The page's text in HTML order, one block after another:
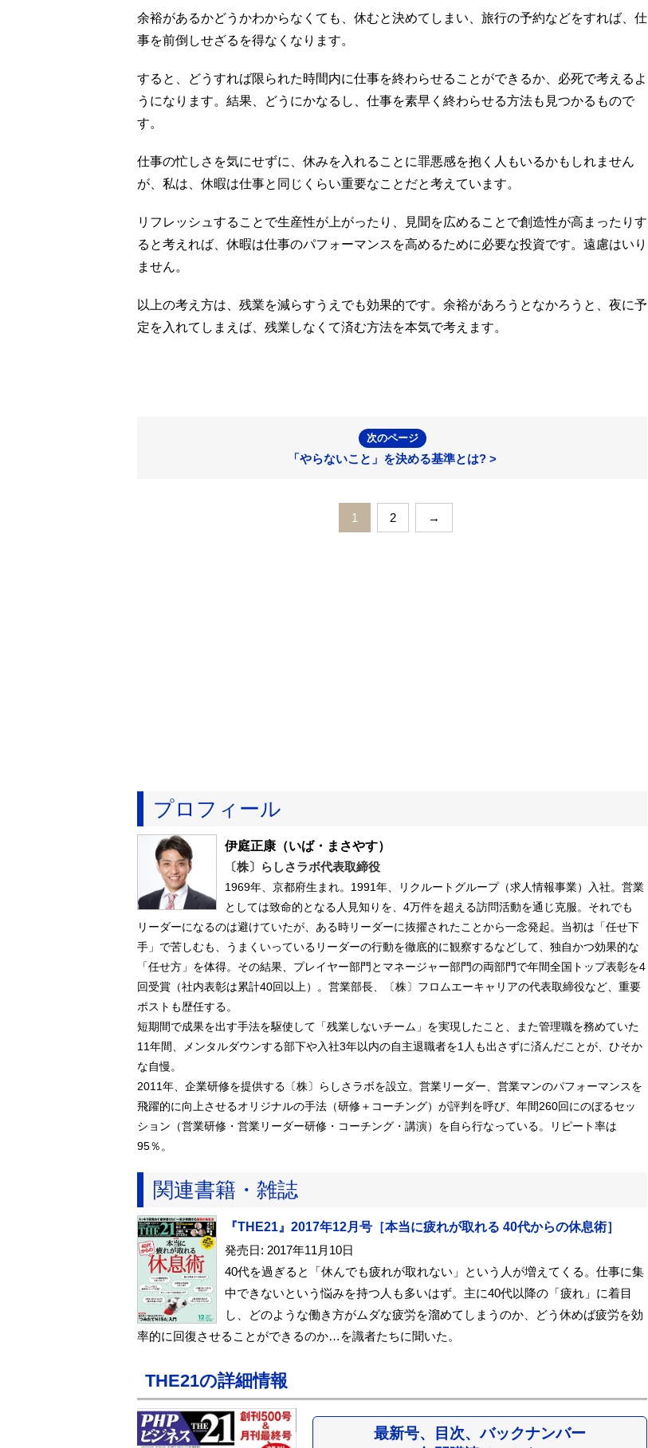
余裕があるかどうかわからなくても、休むと決めてしまい、旅行の予約などをすれば、仕
事を前倒しせざるを得なくなります。
すると、どうすれば限られた時間内に仕事を終わらせることができるか、必死で考えるよ
うになります。結果、どうにかなるし、仕事を素早く終わらせる方法も見つかるもので
す。
仕事の忙しさを気にせずに、休みを入れることに罪悪感を抱く人もいるかもしれません
が、私は、休暇は仕事と同じくらい重要なことだと考えています。
リフレッシュすることで生産性が上がったり、見聞を広めることで創造性が高まったりす
ると考えれば、休暇は仕事のパフォーマンスを高めるために必要な投資です。遠慮はいり
ません。
以上の考え方は、残業を減らすうえでも効果的です。余裕があろうとなかろうと、夜に予
定を入れてしまえば、残業しなくて済む方法を本気で考えます。
次のページ
「やらないこと」を決める基準とは? >
1 2 →
プロフィール
伊庭正康 （いば・まさやす）
〔株〕らしさラボ代表取締役
1969年、京都府生まれ。1991年、リクルートグループ（求人情報事業）入社。営業
としては致命的となる人見知りを、4万件を超える訪問活動を通じ克服。それでも
リーダーになるのは避けていたが、ある時リーダーに抜擢されたことから一念発起。当初は「任せ下
手」で苦しむも、うまくいっているリーダーの行動を徹底的に観察するなどして、独自かつ効果的な
「任せ方」を体得。その結果、プレイヤー部門とマネージャー部門の両部門で年間全国トップ表彰を4
回受賞（社内表彰は累計40回以上）。営業部長、〔株〕フロムエーキャリアの代表取締役など、重要
ポストも歴任する。
短期間で成果を出す手法を駆使して「残業しないチーム」を実現したこと、また管理職を務めていた
11年間、メンタルダウンする部下や入社3年以内の自主退職者を1人も出さずに済んだことが、ひそか
な自慢。
2011年、企業研修を提供する〔株〕らしさラボを設立。営業リーダー、営業マンのパフォーマンスを
飛躍的に向上させるオリジナルの手法（研修＋コーチング）が評判を呼び、年間260回にのぼるセッ
ション（営業研修・営業リーダー研修・コーチング・講演）を自ら行なっている。リピート率は
95％。
関連書籍・雑誌
『THE21』2017年12月号［本当に疲れが取れる 40代からの休息術］
発売日: 2017年11月10日
40代を過ぎると「休んでも疲れが取れない」という人が増えてくる。仕事に集
中できないという悩みを持つ人も多いはず。主に40代以降の「疲れ」に着目
し、どのような働き方がムダな疲労を溜めてしまうのか、どう休めば疲労を効
率的に回復させることができるのか…を識者たちに聞いた。
THE21の詳細情報
最新号、目次、バックナンバー